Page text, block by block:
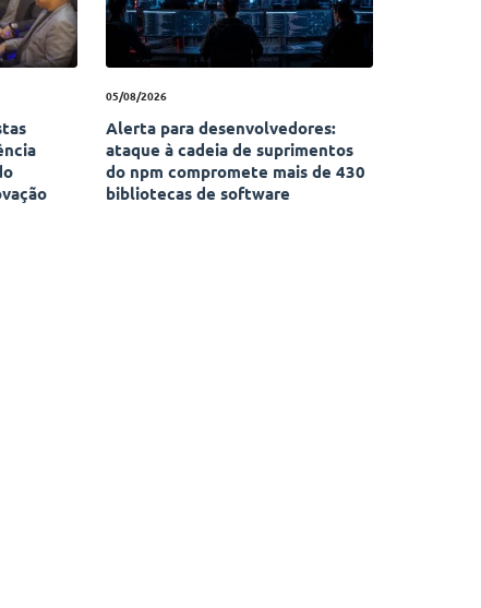
05/08/2026
Alerta para desenvolvedores:
ataque à cadeia de suprimentos
do npm compromete mais de 430
bibliotecas de software